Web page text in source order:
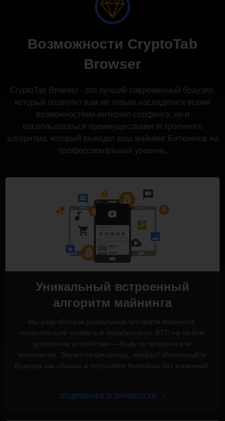
Возможности CryptoTab
Browser
CryptoTab Browser - это лучший современный браузер,
который позволит вам не только насладиться всеми
возможностями интернет-серфинга, но и
воспользоваться преимуществами встроенного
алгоритма, который выведет ваш майнинг Биткоинов на
профессиональный уровень.
Уникальный встроенный
алгоритм майнинга
Мы разработали уникальный алгоритм майнинга,
позволяющий майнить и зарабатывать BTC на любом
доступном устройстве — будь то телефон или
компьютер. Звучит потрясающе, правда? Используйте
браузер как обычно и получайте биткойны без вложений.
ПОДРОБНЕЕ О ЗАРАБОТКЕ